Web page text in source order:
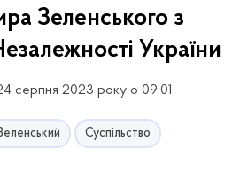
Зеленського з
України
серпня 2023 року о 09:01
Суспільство